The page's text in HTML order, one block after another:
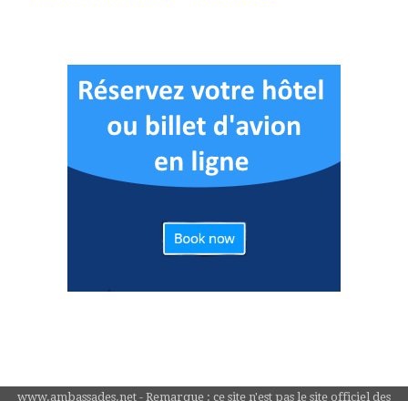
www.ambassades.net - Remarque : ce site n'est pas le site officiel des